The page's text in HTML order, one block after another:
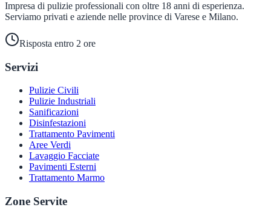
Impresa di pulizie professionali con oltre 18 anni di esperienza.
Serviamo privati e aziende nelle province di Varese e Milano.
Risposta entro 2 ore
Servizi
Pulizie Civili
Pulizie Industriali
Sanificazioni
Disinfestazioni
Trattamento Pavimenti
Aree Verdi
Lavaggio Facciate
Pavimenti Esterni
Trattamento Marmo
Zone Servite